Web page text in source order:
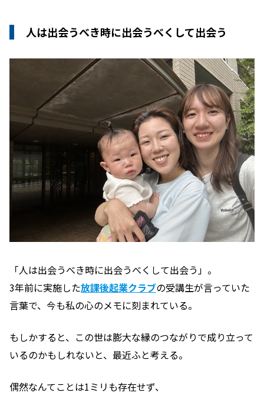
人は出会うべき時に出会うべくして出会う
「人は出会うべき時に出会うべくして出会う」。
3年前に実施した放課後起業クラブの受講生が言っていた
言葉で、今も私の心のメモに刻まれている。
もしかすると、この世は膨大な縁のつながりで成り立って
いるのかもしれないと、最近ふと考える。
偶然なんてことは1ミリも存在せず、